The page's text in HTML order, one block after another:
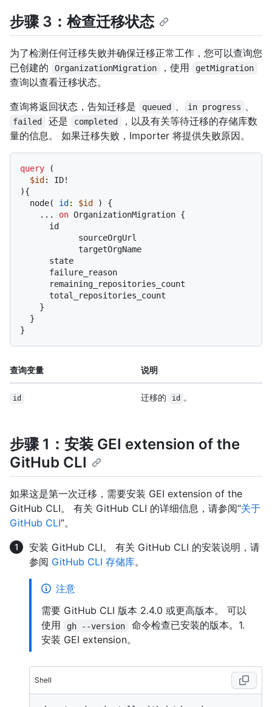
步骤 3：检查迁移状态
为了检测任何迁移失败并确保迁移正常工作，您可以查询您
已创建的
OrganizationMigration ，使用 getMigration
查询以查看迁移状态。
查询将返回状态，告知迁移是
queued 、 in progress 、
failed 还是 completed
，以及有关等待迁移的存储库数
量的信息。 如果迁移失败，Importer 将提供失败原因。
query
(
$id : ID!
){
  node
( id : $id )
{
...
on OrganizationMigration {
}
}
}
查询变量 说明
id 迁移的 id 。
步骤 1：安装 GEI extension of the
GitHub CLI
如果这是第一次迁移，需要安装 GEI extension of the
GitHub CLI。 有关 GitHub CLI 的详细信息，请参阅“关于
GitHub CLI”。
安装 GitHub CLI。 有关 GitHub CLI 的安装说明，请
参阅 GitHub CLI 存储库。
注意
需要 GitHub CLI 版本 2.4.0 或更高版本。 可以
使用
gh --version
命令检查已安装的版本。1.
安装 GEI extension。
Shell